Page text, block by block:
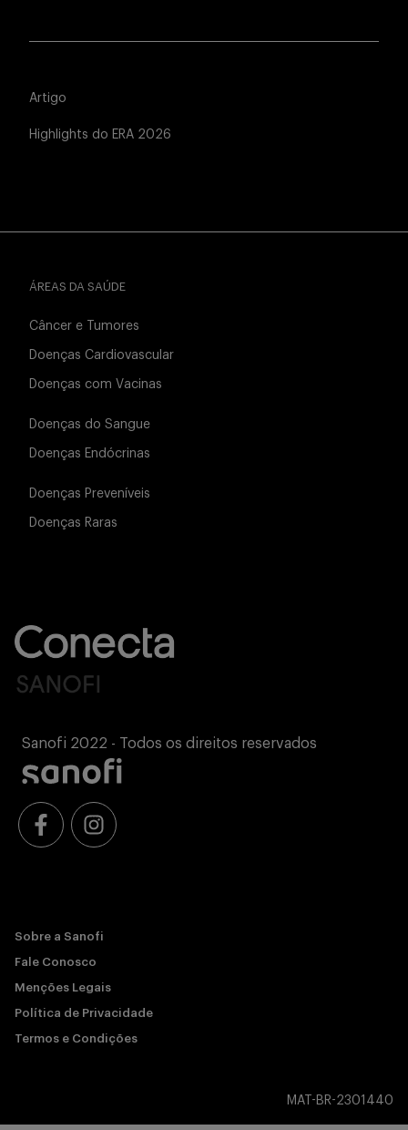
Artigo
Highlights do ERA 2026
ÁREAS DA SAÚDE
Câncer e Tumores
Doenças Cardiovascular
Doenças com Vacinas
Doenças do Sangue
Doenças Endócrinas
Doenças Preveníveis
Doenças Raras
Sanofi 2022 - Todos os direitos reservados
Sobre a Sanofi
Fale Conosco
Menções Legais
Política de Privacidade
Termos e Condições
MAT-BR-2301440